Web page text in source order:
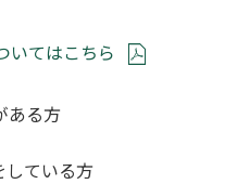
てはこちら
ある方
している方